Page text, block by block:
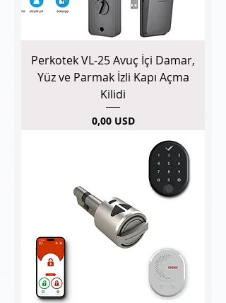
Perkotek VL-25 Avuç İçi Damar,
Yüz ve Parmak İzli Kapı Açma
Kilidi
Pris
0,00 USD